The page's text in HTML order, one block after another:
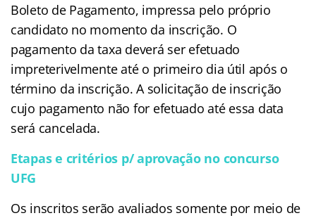
Boleto de Pagamento, impressa pelo próprio
candidato no momento da inscrição. O
pagamento da taxa deverá ser efetuado
impreterivelmente até o primeiro dia útil após o
término da inscrição. A solicitação de inscrição
cujo pagamento não for efetuado até essa data
será cancelada.
Etapas e critérios p/ aprovação no concurso
UFG
Os inscritos serão avaliados somente por meio de